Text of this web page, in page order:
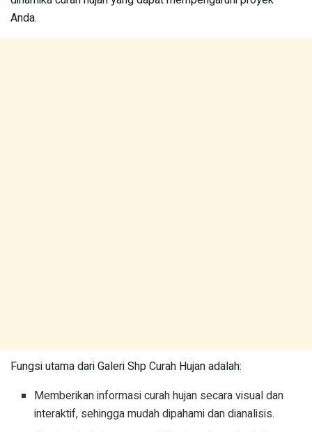
Anda.
Fungsi utama dari Galeri Shp Curah Hujan adalah:
Memberikan informasi curah hujan secara visual dan
interaktif, sehingga mudah dipahami dan dianalisis.